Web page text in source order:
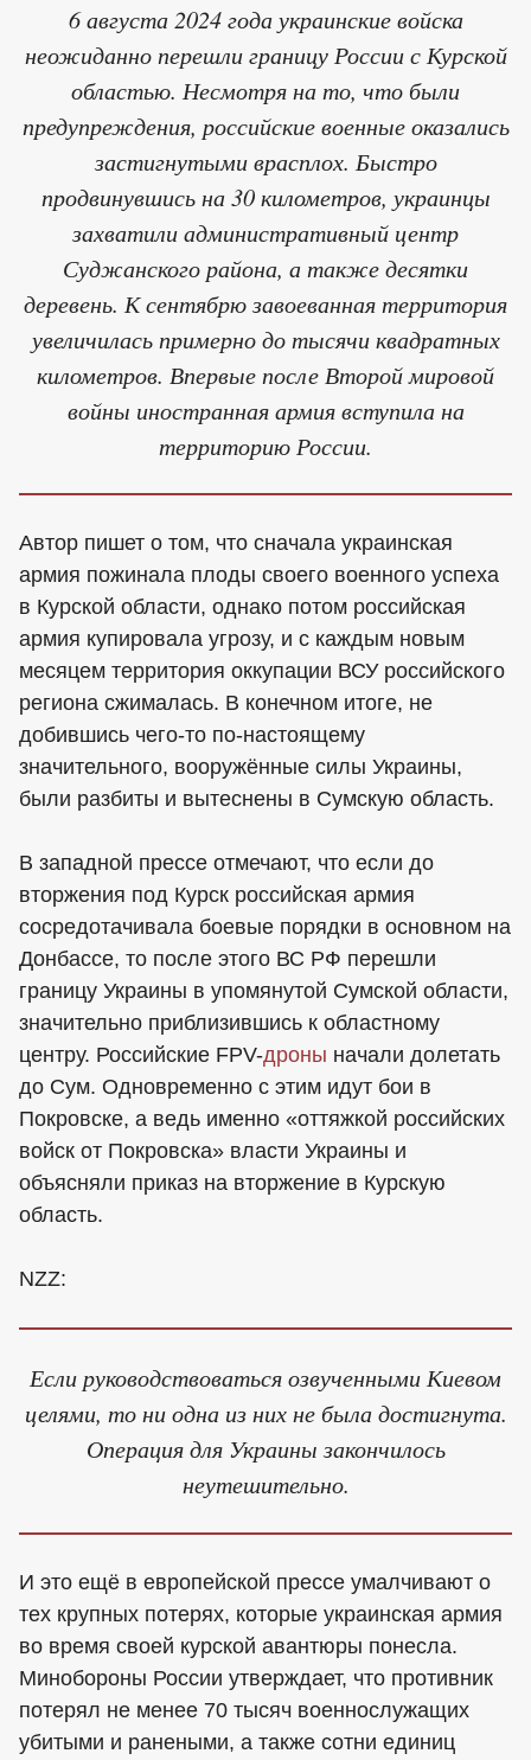
6 августа 2024 года украинские войска
неожиданно перешли границу России с Курской
областью. Несмотря на то, что были
предупреждения, российские военные оказались
застигнутыми врасплох. Быстро
продвинувшись на 30 километров, украинцы
захватили административный центр
Суджанского района, а также десятки
деревень. К сентябрю завоеванная территория
увеличилась примерно до тысячи квадратных
километров. Впервые после Второй мировой
войны иностранная армия вступила на
территорию России.
Автор пишет о том, что сначала украинская
армия пожинала плоды своего военного успеха
в Курской области, однако потом российская
армия купировала угрозу, и с каждым новым
месяцем территория оккупации ВСУ российского
региона сжималась. В конечном итоге, не
добившись чего-то по-настоящему
значительного, вооружённые силы Украины,
были разбиты и вытеснены в Сумскую область.
В западной прессе отмечают, что если до
вторжения под Курск российская армия
сосредотачивала боевые порядки в основном на
Донбассе, то после этого ВС РФ перешли
границу Украины в упомянутой Сумской области,
значительно приблизившись к областному
центру. Российские FPV-дроны начали долетать
до Сум. Одновременно с этим идут бои в
Покровске, а ведь именно «оттяжкой российских
войск от Покровска» власти Украины и
объясняли приказ на вторжение в Курскую
область.
NZZ:
Если руководствоваться озвученными Киевом
целями, то ни одна из них не была достигнута.
Операция для Украины закончилось
неутешительно.
И это ещё в европейской прессе умалчивают о
тех крупных потерях, которые украинская армия
во время своей курской авантюры понесла.
Минобороны России утверждает, что противник
потерял не менее 70 тысяч военнослужащих
убитыми и ранеными, а также сотни единиц